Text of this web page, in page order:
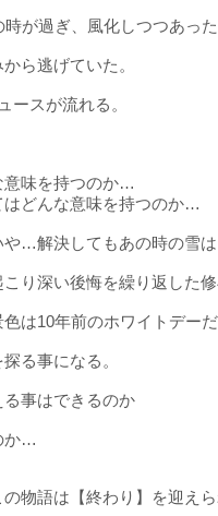
が過ぎ、風化しつつあった
ら逃げていた。
スが流れる。
意味を持つのか…
どんな意味を持つのか…
…解決してもあの時の雪は
り深い後悔を繰り返した修
は10年前のホワイトデーだ
る事になる。
事はできるのか
か…
物語は【終わり】を迎え